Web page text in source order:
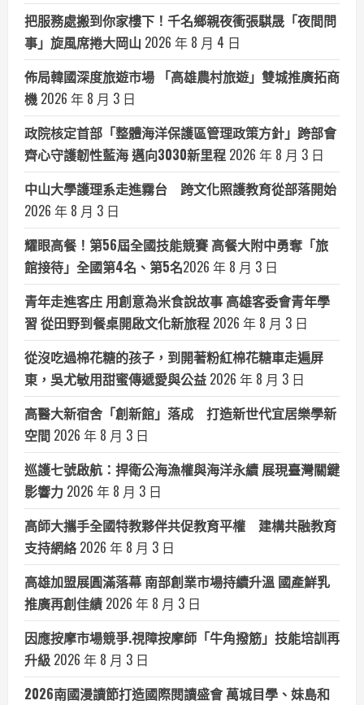
把服務處搬到你家樓下！千名鄉親夜衝張騏晟「夜間問
事」旋風席捲大岡山 2026 年 8 月 4 日
佈局韓國深度旅遊市場 「高雄農村旅遊」雙城推廣拓商
機 2026 年 8 月 3 日
政院核定首部「整體海洋保護區管理政策方針」跨部會
齊心守護韌性藍海 邁向3030新里程 2026 年 8 月 3 日
中山大學護理系走進霧台 跨文化照護教育從部落開始
2026 年 8 月 3 日
耀眼高餐！第56屆全國技能競賽 高餐大附中勇奪「旅
館接待」全國第4名、第5名​2026 年 8 月 3 日
青年走進客庄 用創意為米食說故事 高雄客委會青年學
習 從田野到餐桌開啟文化新旅程 2026 年 8 月 3 日
從沒吃過棉花糖的孩子，到開著粉紅棉花糖車走遍屏
東，吳尤敏用甜蜜傳遞愛與公益 2026 年 8 月 3 日
高醫大新宿舍「創新館」落成 打造新世代宜居樂學新
空間 2026 年 8 月 3 日
巡護七號啟航：捍衛公海漁權與海洋永續 展現臺灣關鍵
影響力 2026 年 8 月 3 日
高師大攜手全國特教夥伴共促教育平權 建構共融教育
支持網絡 2026 年 8 月 3 日
高雄加盟展圓滿落幕 南部創業市場持續升溫 國產鮮乳
推廣再創佳績 2026 年 8 月 3 日
因應按摩市場競爭.視障按摩師「牛角撥筋」技能培訓再
升級 2026 年 8 月 3 日
2026南國漫讀節打造國際閱讀盛會 萬城目學、妹島和